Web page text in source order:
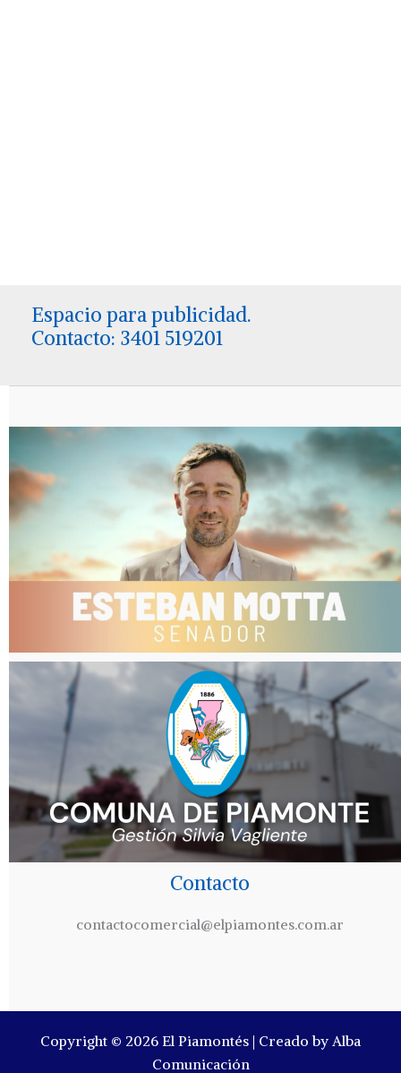
Espacio para publicidad.
Contacto: 3401 519201
Contacto
contactocomercial@elpiamontes.com.ar
Copyright © 2026 El Piamontés | Creado by Alba
Comunicación